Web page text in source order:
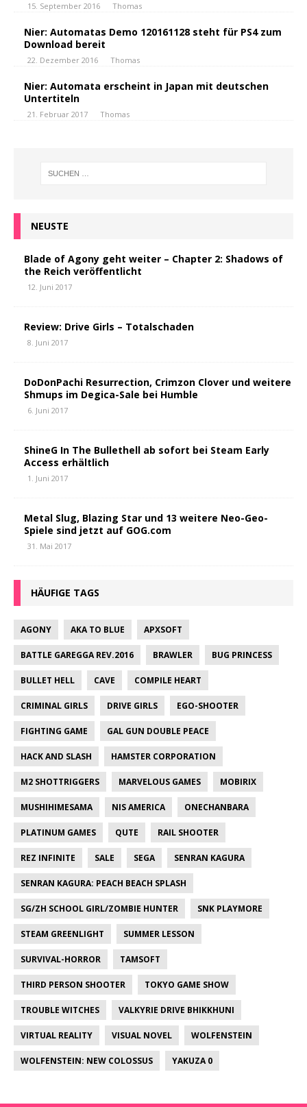
15. September 2016 Thomas
Nier: Automatas Demo 120161128 steht für PS4 zum
Download bereit
22. Dezember 2016 Thomas
Nier: Automata erscheint in Japan mit deutschen
Untertiteln
21. Februar 2017 Thomas
NEUSTE
Blade of Agony geht weiter – Chapter 2: Shadows of
the Reich veröffentlicht
12. Juni 2017
Review: Drive Girls – Totalschaden
8. Juni 2017
DoDonPachi Resurrection, Crimzon Clover und weitere
Shmups im Degica-Sale bei Humble
6. Juni 2017
ShineG In The Bullethell ab sofort bei Steam Early
Access erhältlich
1. Juni 2017
Metal Slug, Blazing Star und 13 weitere Neo-Geo-
Spiele sind jetzt auf GOG.com
31. Mai 2017
HÄUFIGE TAGS
AGONY AKA TO BLUE APXSOFT
BATTLE GAREGGA REV.2016 BRAWLER BUG PRINCESS
BULLET HELL CAVE COMPILE HEART
CRIMINAL GIRLS DRIVE GIRLS EGO-SHOOTER
FIGHTING GAME GAL GUN DOUBLE PEACE
HACK AND SLASH HAMSTER CORPORATION
M2 SHOTTRIGGERS MARVELOUS GAMES MOBIRIX
MUSHIHIMESAMA NIS AMERICA ONECHANBARA
PLATINUM GAMES QUTE RAIL SHOOTER
REZ INFINITE SALE SEGA SENRAN KAGURA
SENRAN KAGURA: PEACH BEACH SPLASH
SG/ZH SCHOOL GIRL/ZOMBIE HUNTER SNK PLAYMORE
STEAM GREENLIGHT SUMMER LESSON
SURVIVAL-HORROR TAMSOFT
THIRD PERSON SHOOTER TOKYO GAME SHOW
TROUBLE WITCHES VALKYRIE DRIVE BHIKKHUNI
VIRTUAL REALITY VISUAL NOVEL WOLFENSTEIN
WOLFENSTEIN: NEW COLOSSUS YAKUZA 0